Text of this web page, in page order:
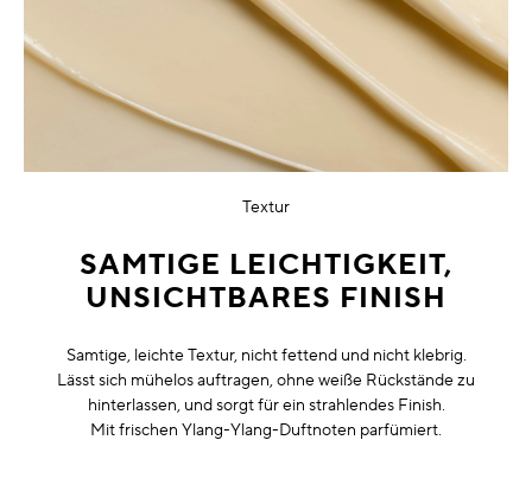
Textur
SAMTIGE LEICHTIGKEIT,
UNSICHTBARES FINISH
Samtige, leichte Textur, nicht fettend und nicht klebrig.
Lässt sich mühelos auftragen, ohne weiße Rückstände zu
hinterlassen, und sorgt für ein strahlendes Finish.
Mit frischen Ylang-Ylang-Duftnoten parfümiert.